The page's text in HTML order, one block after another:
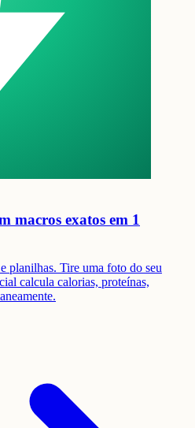
macros exatos em 1
planilhas. Tire uma foto do seu
calcula calorias, proteínas,